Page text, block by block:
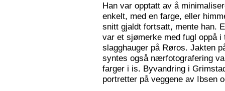
Han var opptatt av å
enkelt, med en farge, eller
snitt gjaldt fortsatt, mente han.
var et sjømerke med fugl oppå
slagghauger på Røros. Jakten
syntes også nærfotografering
farger i is. Byvandring i
portretter på veggene av Ibsen